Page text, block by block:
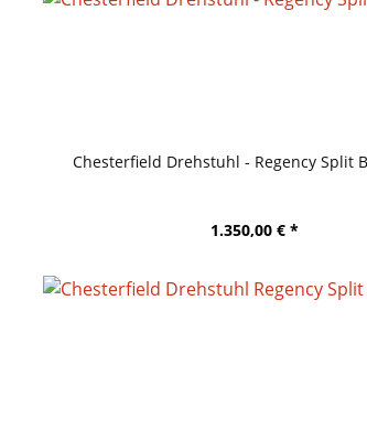
Chesterfield Drehstuhl - Regency Split
1.350,00 € *